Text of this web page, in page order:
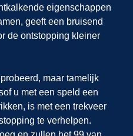
eigenschappen
geeft een bruisend
de ontstopping kleiner
maar tamelijk
u met een speld een
is met een trekveer
te verhelpen.